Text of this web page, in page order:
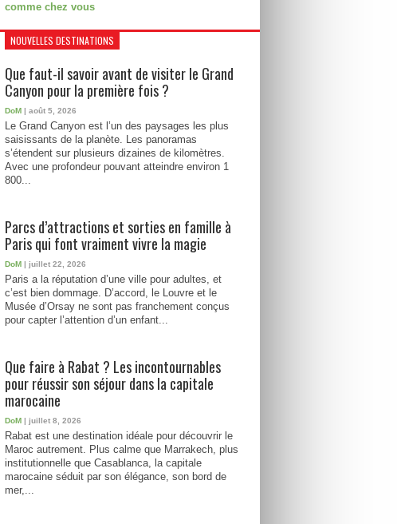
comme chez vous
NOUVELLES DESTINATIONS
Que faut-il savoir avant de visiter le Grand
Canyon pour la première fois ?
DoM | août 5, 2026
Le Grand Canyon est l’un des paysages les plus
saisissants de la planète. Les panoramas
s’étendent sur plusieurs dizaines de kilomètres.
Avec une profondeur pouvant atteindre environ 1
800...
Parcs d’attractions et sorties en famille à
Paris qui font vraiment vivre la magie
DoM | juillet 22, 2026
Paris a la réputation d’une ville pour adultes, et
c’est bien dommage. D’accord, le Louvre et le
Musée d’Orsay ne sont pas franchement conçus
pour capter l’attention d’un enfant...
Que faire à Rabat ? Les incontournables
pour réussir son séjour dans la capitale
marocaine
DoM | juillet 8, 2026
Rabat est une destination idéale pour découvrir le
Maroc autrement. Plus calme que Marrakech, plus
institutionnelle que Casablanca, la capitale
marocaine séduit par son élégance, son bord de
mer,...